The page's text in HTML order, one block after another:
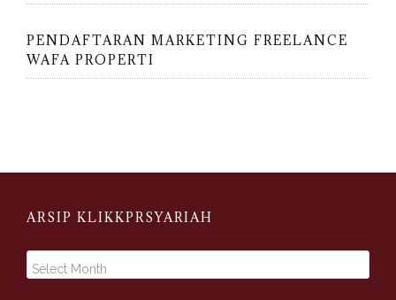
PENDAFTARAN MARKETING FREELANCE
WAFA PROPERTI
ARSIP KLIKKPRSYARIAH
A